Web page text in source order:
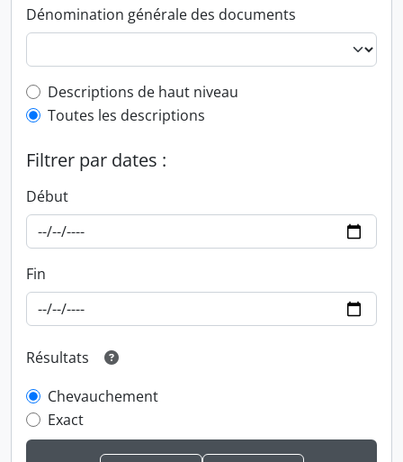
Dénomination générale des documents
Top-level description filter
Descriptions de haut niveau
Toutes les descriptions
Filtrer par dates :
Début
Fin
Résultats
Chevauchement
Exact